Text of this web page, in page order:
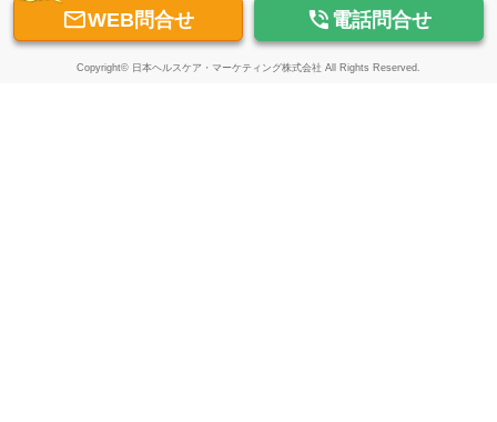
WEB問合せ  電話問合せ
Copyright© 日本ヘルスケア・マーケティング株式会社 All Rights Reserved.